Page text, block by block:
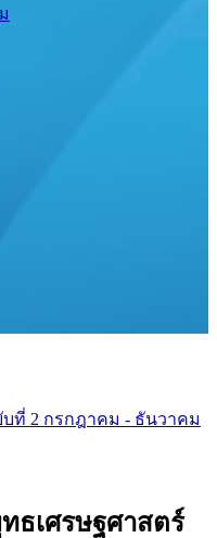
บที่ 2 กรกฎาคม - ธันวาคม
ธเศรษฐศาสตร์